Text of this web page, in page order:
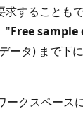
することも
"Free
ータ) まで下
クスペース